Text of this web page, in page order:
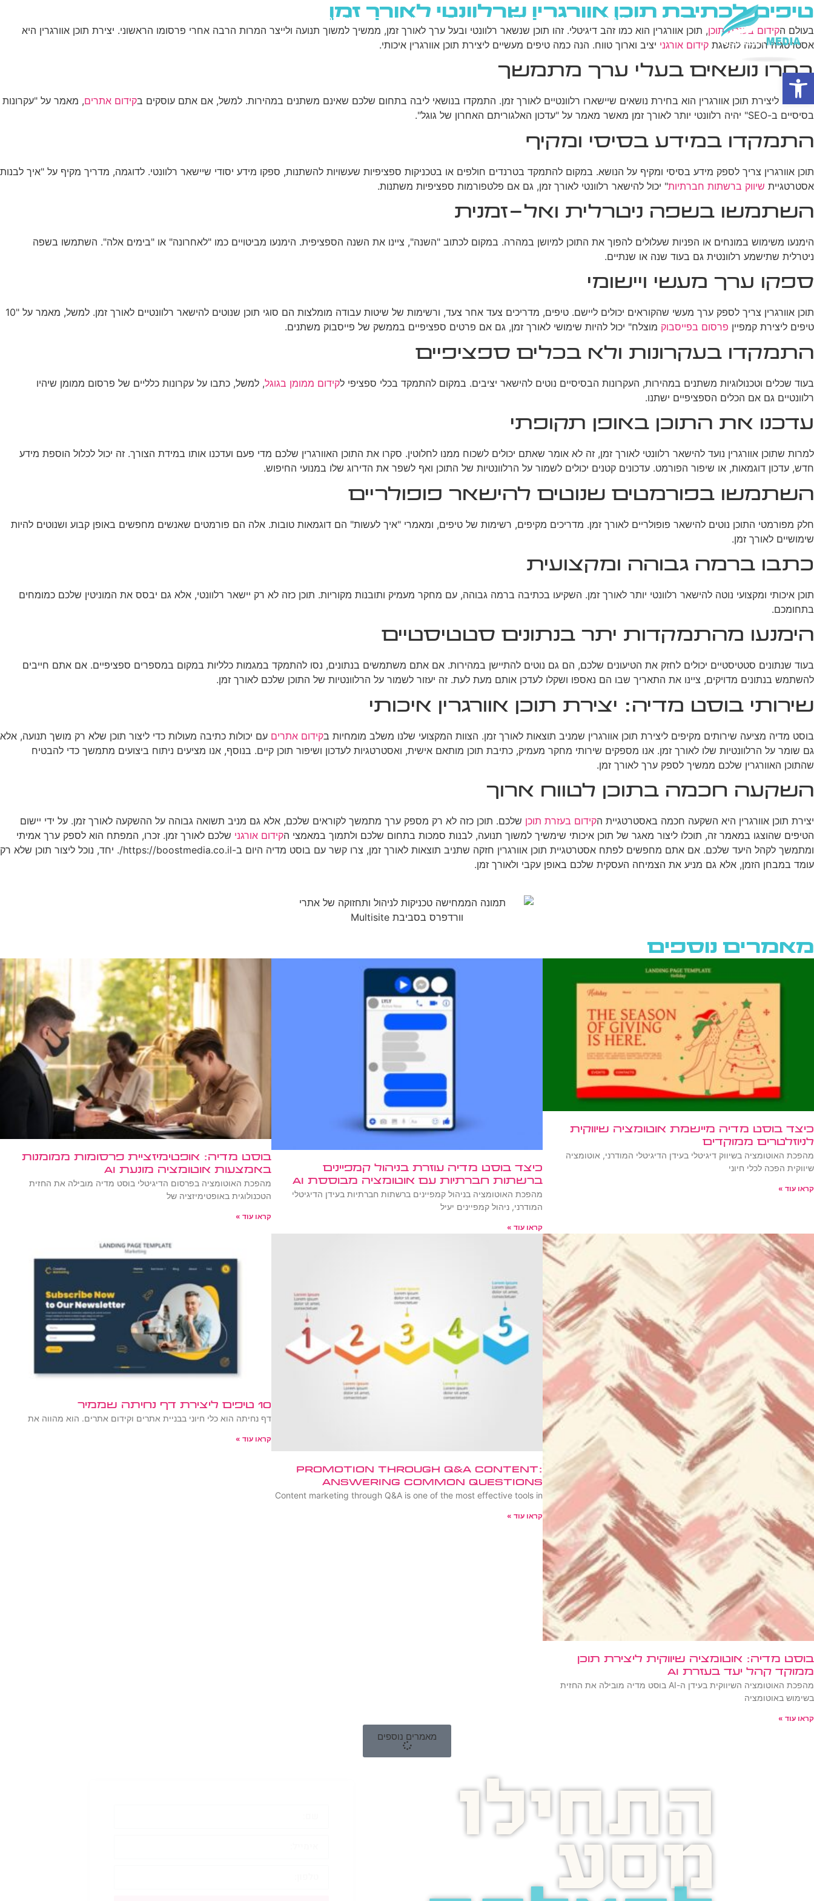
פתח סרגל נגישות
בית מי אנחנו פרסום בגוגל רשתות חברתיות בניית אתרים
טיפים לכתיבת תוכן אוורגרין שרלוונטי לאורך זמן
בעולם הקידום בעזרת תוכן, תוכן אוורגרין הוא כמו זהב דיגיטלי. זהו תוכן שנשאר רלוונטי ובעל ערך לאורך זמן, ממשיך למשוך תנועה ולייצר המרות הרבה אחרי פרסומו הראשוני. יצירת תוכן אוורגרין היא
אסטרטגיה חכמה להשגת קידום אורגני יציב וארוך טווח. הנה כמה טיפים מעשיים ליצירת תוכן אוורגרין איכותי.
בחרו נושאים בעלי ערך מתמשך
המפתח ליצירת תוכן אוורגרין הוא בחירת נושאים שיישארו רלוונטיים לאורך זמן. התמקדו בנושאי ליבה בתחום שלכם שאינם משתנים במהירות. למשל, אם אתם עוסקים בקידום אתרים, מאמר על "עקרונות
בסיסיים ב-SEO" יהיה רלוונטי יותר לאורך זמן מאשר מאמר על "עדכון האלגוריתם האחרון של גוגל".
התמקדו במידע בסיסי ומקיף
תוכן אוורגרין צריך לספק מידע בסיסי ומקיף על הנושא. במקום להתמקד בטרנדים חולפים או בטכניקות ספציפיות שעשויות להשתנות, ספקו מידע יסודי שיישאר רלוונטי. לדוגמה, מדריך מקיף על "איך לבנות
אסטרטגיית שיווק ברשתות חברתיות" יכול להישאר רלוונטי לאורך זמן, גם אם פלטפורמות ספציפיות משתנות.
השתמשו בשפה ניטרלית ואל-זמנית
הימנעו משימוש במונחים או הפניות שעלולים להפוך את התוכן למיושן במהרה. במקום לכתוב "השנה", ציינו את השנה הספציפית. הימנעו מביטויים כמו "לאחרונה" או "בימים אלה". השתמשו בשפה
ניטרלית שתישמע רלוונטית גם בעוד שנה או שנתיים.
ספקו ערך מעשי ויישומי
תוכן אוורגרין צריך לספק ערך מעשי שהקוראים יכולים ליישם. טיפים, מדריכים צעד אחר צעד, ורשימות של שיטות עבודה מומלצות הם סוגי תוכן שנוטים להישאר רלוונטיים לאורך זמן. למשל, מאמר על "10
טיפים ליצירת קמפיין פרסום בפייסבוק מוצלח" יכול להיות שימושי לאורך זמן, גם אם פרטים ספציפיים בממשק של פייסבוק משתנים.
התמקדו בעקרונות ולא בכלים ספציפיים
בעוד שכלים וטכנולוגיות משתנים במהירות, העקרונות הבסיסיים נוטים להישאר יציבים. במקום להתמקד בכלי ספציפי לקידום ממומן בגוגל, למשל, כתבו על עקרונות כלליים של פרסום ממומן שיהיו
רלוונטיים גם אם הכלים הספציפיים ישתנו.
עדכנו את התוכן באופן תקופתי
למרות שתוכן אוורגרין נועד להישאר רלוונטי לאורך זמן, זה לא אומר שאתם יכולים לשכוח ממנו לחלוטין. סקרו את התוכן האוורגרין שלכם מדי פעם ועדכנו אותו במידת הצורך. זה יכול לכלול הוספת מידע
חדש, עדכון דוגמאות, או שיפור הפורמט. עדכונים קטנים יכולים לשמור על הרלוונטיות של התוכן ואף לשפר את הדירוג שלו במנועי החיפוש.
השתמשו בפורמטים שנוטים להישאר פופולריים
חלק מפורמטי התוכן נוטים להישאר פופולריים לאורך זמן. מדריכים מקיפים, רשימות של טיפים, ומאמרי "איך לעשות" הם דוגמאות טובות. אלה הם פורמטים שאנשים מחפשים באופן קבוע ושנוטים להיות
שימושיים לאורך זמן.
כתבו ברמה גבוהה ומקצועית
תוכן איכותי ומקצועי נוטה להישאר רלוונטי יותר לאורך זמן. השקיעו בכתיבה ברמה גבוהה, עם מחקר מעמיק ותובנות מקוריות. תוכן כזה לא רק יישאר רלוונטי, אלא גם יבסס את המוניטין שלכם כמומחים
בתחומכם.
הימנעו מהתמקדות יתר בנתונים סטטיסטיים
בעוד שנתונים סטטיסטיים יכולים לחזק את הטיעונים שלכם, הם גם נוטים להתיישן במהירות. אם אתם משתמשים בנתונים, נסו להתמקד במגמות כלליות במקום במספרים ספציפיים. אם אתם חייבים
להשתמש בנתונים מדויקים, ציינו את התאריך שבו הם נאספו ושקלו לעדכן אותם מעת לעת. זה יעזור לשמור על הרלוונטיות של התוכן שלכם לאורך זמן.
שירותי בוסט מדיה: יצירת תוכן אוורגרין איכותי
בוסט מדיה מציעה שירותים מקיפים ליצירת תוכן אוורגרין שמניב תוצאות לאורך זמן. הצוות המקצועי שלנו משלב מומחיות בקידום אתרים עם יכולות כתיבה מעולות כדי ליצור תוכן שלא רק מושך תנועה, אלא
גם שומר על הרלוונטיות שלו לאורך זמן. אנו מספקים שירותי מחקר מעמיק, כתיבת תוכן מותאם אישית, ואסטרטגיות לעדכון ושיפור תוכן קיים. בנוסף, אנו מציעים ניתוח ביצועים מתמשך כדי להבטיח
שהתוכן האוורגרין שלכם ממשיך לספק ערך לאורך זמן.
השקעה חכמה בתוכן לטווח ארוך
יצירת תוכן אוורגרין היא השקעה חכמה באסטרטגיית הקידום בעזרת תוכן שלכם. תוכן כזה לא רק מספק ערך מתמשך לקוראים שלכם, אלא גם מניב תשואה גבוהה על ההשקעה לאורך זמן. על ידי יישום
הטיפים שהוצגו במאמר זה, תוכלו ליצור מאגר של תוכן איכותי שימשיך למשוך תנועה, לבנות סמכות בתחום שלכם ולתמוך במאמצי הקידום אורגני שלכם לאורך זמן. זכרו, המפתח הוא לספק ערך אמיתי
ומתמשך לקהל היעד שלכם. אם אתם מחפשים לפתח אסטרטגיית תוכן אוורגרין חזקה שתניב תוצאות לאורך זמן, צרו קשר עם בוסט מדיה היום ב-https://boostmedia.co.il/. יחד, נוכל ליצור תוכן שלא רק
עומד במבחן הזמן, אלא גם מניע את הצמיחה העסקית שלכם באופן עקבי ולאורך זמן.
מאמרים נוספים
כיצד בוסט מדיה מיישמת אוטומציה שיווקית
לניוזלטרים ממוקדים
מהפכת האוטומציה בשיווק דיגיטלי בעידן הדיגיטלי המודרני, אוטומציה
שיווקית הפכה לכלי חיוני
קראו עוד »
כיצד בוסט מדיה עוזרת בניהול קמפיינים
ברשתות חברתיות עם אוטומציה מבוססת AI
מהפכת האוטומציה בניהול קמפיינים ברשתות חברתיות בעידן הדיגיטלי
המודרני, ניהול קמפיינים יעיל
קראו עוד »
בוסט מדיה: אופטימיזציית פרסומות ממומנות
באמצעות אוטומציה מונעת AI
מהפכת האוטומציה בפרסום הדיגיטלי בוסט מדיה מובילה את החזית
הטכנולוגית באופטימיזציה של
קראו עוד »
בוסט מדיה: אוטומציה שיווקית ליצירת תוכן
ממוקד קהל יעד בעזרת AI
מהפכת האוטומציה השיווקית בעידן ה-AI בוסט מדיה מובילה את החזית
בשימוש באוטומציה
קראו עוד »
Promotion Through Q&A Content:
Answering Common Questions
Content marketing through Q&A is one of the most effective tools in
קראו עוד »
10 טיפים ליצירת דף נחיתה שממיר
דף נחיתה הוא כלי חיוני בבניית אתרים וקידום אתרים. הוא מהווה את
קראו עוד »
מאמרים נוספים
התחילו
מסע